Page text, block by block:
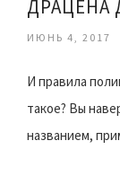
ИЮНЬ 4, 2017
И правила
такое? Вы
названием,